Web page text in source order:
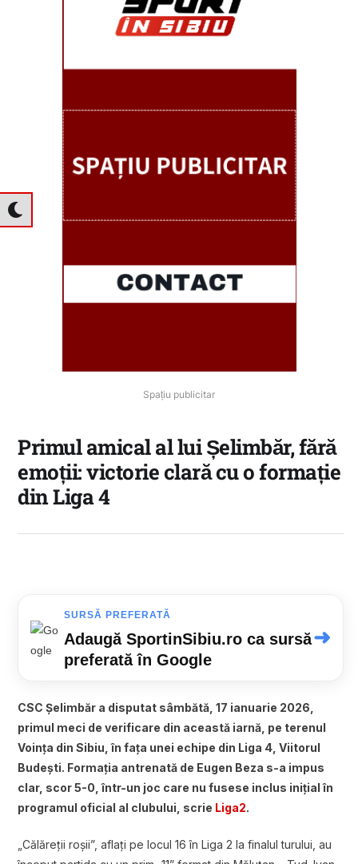
Spațiu publicitar
Primul amical al lui Șelimbăr, fără
emoții: victorie clară cu o formație
din Liga 4
SURSĂ PREFERATĂ
Adaugă SportinSibiu.ro ca sursă
preferată în Google
➜
CSC Șelimbăr a disputat sâmbătă, 17 ianuarie 2026,
primul meci de verificare din această iarnă, pe terenul
Voința din Sibiu, în fața unei echipe din Liga 4, Viitorul
Budești. Formația antrenată de Eugen Beza s-a impus
clar, scor 5-0, într-un joc care nu fusese inclus inițial în
programul oficial al clubului, scrie Liga2.
„Călăreții roșii”, aflați pe locul 16 în Liga 2 la finalul turului, au